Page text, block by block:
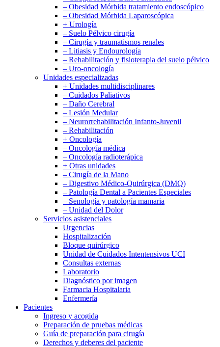
– Obesidad Mórbida tratamiento endoscópico
– Obesidad Mórbida Laparoscópica
+ Urología
– Suelo Pélvico cirugía
– Cirugía y traumatismos renales
– Litiasis y Endourología
– Rehabilitación y fisioterapia del suelo pélvico
– Uro-oncología
Unidades especializadas
+ Unidades multidisciplinares
– Cuidados Paliativos
– Daño Cerebral
– Lesión Medular
– Neurorrehabilitación Infanto-Juvenil
– Rehabilitación
+ Oncología
– Oncología médica
– Oncología radioterápica
+ Otras unidades
– Cirugía de la Mano
– Digestivo Médico-Quirúrgica (DMQ)
– Patología Dental a Pacientes Especiales
– Senología y patología mamaria
– Unidad del Dolor
Servicios asistenciales
Urgencias
Hospitalización
Bloque quirúrgico
Unidad de Cuidados Intentensivos UCI
Consultas externas
Laboratorio
Diagnóstico por imagen
Farmacia Hospitalaria
Enfermería
Pacientes
Ingreso y acogida
Preparación de pruebas médicas
Guía de preparación para cirugía
Derechos y deberes del paciente